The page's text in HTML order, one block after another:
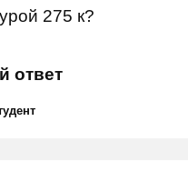
275 к?
ответ